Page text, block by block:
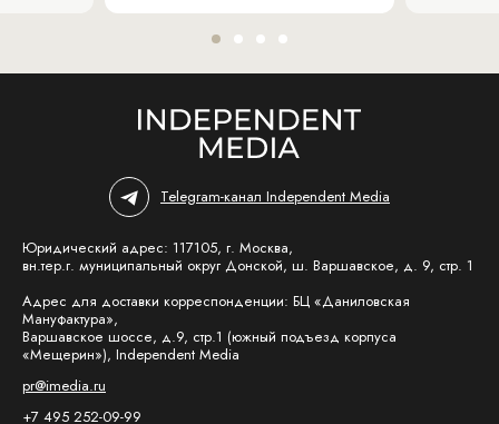
Telegram-канал Independent Media
Юридический адрес: 117105, г. Москва,
вн.тер.г. муниципальный округ Донской, ш. Варшавское, д. 9, стр. 1
Адрес для доставки корреспонденции: БЦ «Даниловская
Мануфактура»,
Варшавское шоссе, д.9, стр.1 (южный подъезд корпуса
«Мещерин»), Independent Media
pr@imedia.ru
+7 495 252-09-99